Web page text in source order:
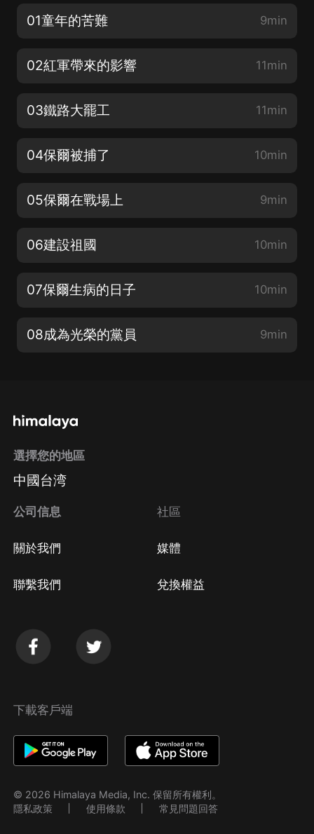
01童年的苦難 9min
02紅軍帶來的影響 11min
03鐵路大罷工 11min
04保爾被捕了 10min
05保爾在戰場上 9min
06建設祖國 10min
07保爾生病的日子 10min
08成為光榮的黨員 9min
選擇您的地區
中國台湾
公司信息
關於我們
聯繫我們
社區
媒體
兌換權益
下載客戶端
© 2026 Himalaya Media, Inc. 保留所有權利。
隱私政策
使用條款 常見問題回答